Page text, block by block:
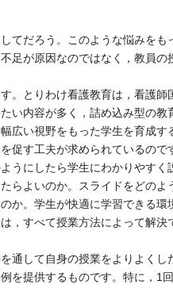
てだろう。このような悩みをも
足が原因なのではなく，教員の
。とりわけ看護教育は，看護師
い内容が多く，詰め込み型の教
広い視野をもった学生を育成す
促す工夫が求められているので
うにしたら学生にわかりやすく
らよいのか。スライドをどのよ
か。学生が快適に学習できる環
，すべて授業方法によって解決
して自身の授業をよりよくし
を提供するものです。特に，1